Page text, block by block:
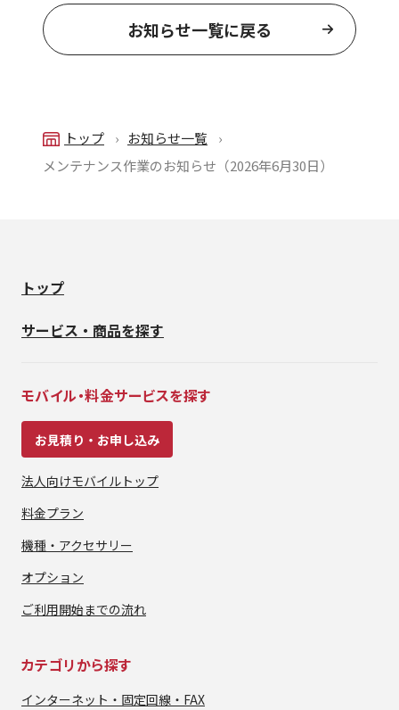
お知らせ一覧に戻る
トップ
お知らせ一覧
メンテナンス作業のお知らせ（2026年6月30日）
トップ
サービス・商品を探す
モバイル・料金サービスを探す
お見積り・お申し込み
法人向けモバイルトップ
料金プラン
機種・アクセサリー
オプション
ご利用開始までの流れ
カテゴリから探す
インターネット・ 固定回線・FAX